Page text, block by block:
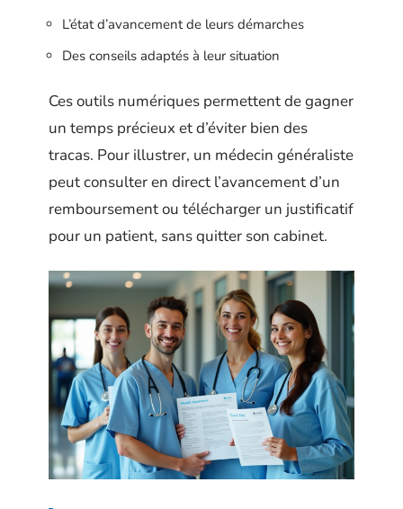
L’état d’avancement de leurs démarches
Des conseils adaptés à leur situation
Ces outils numériques permettent de gagner
un temps précieux et d’éviter bien des
tracas. Pour illustrer, un médecin généraliste
peut consulter en direct l’avancement d’un
remboursement ou télécharger un justificatif
pour un patient, sans quitter son cabinet.